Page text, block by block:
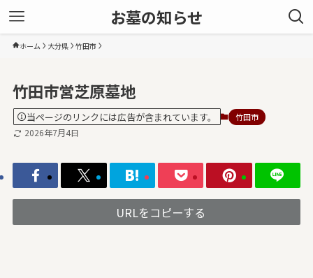
お墓の知らせ
ホーム 大分県 竹田市
竹田市営芝原墓地
当ページのリンクには広告が含まれています。 竹田市
2026年7月4日
URLをコピーする